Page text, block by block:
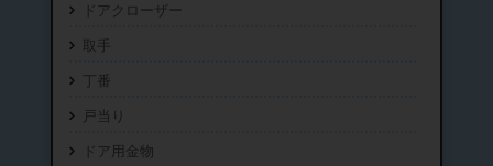
ドアクローザー
取手
丁番
戸当り
ドア用金物